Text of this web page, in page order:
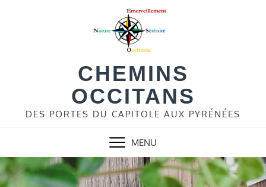
CHEMINS
OCCITANS
DES PORTES DU CAPITOLE AUX PYRÉNÉES
MENU